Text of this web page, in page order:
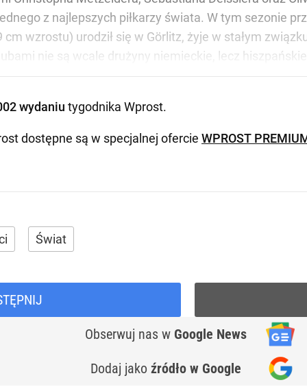
z najlepszych piłkarzy świata. W tym sezonie
wzrostu) urodził się w Görlitz, żyje w stałym
nie są wcale drużyny niemieckie, lecz
wydaniu tygodnika Wprost.
dostępne są w specjalnej ofercie WPROST
Świat
Obserwuj nas w Google News
Dodaj jako źródło w Google